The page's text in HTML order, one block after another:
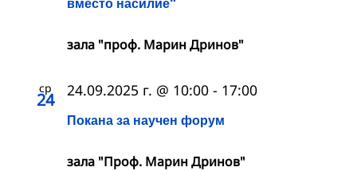
зала "проф. Марин Дринов"
ср
24
Покана за научен форум
24.09.2025 г. @ 10:00 - 17:00
зала "Проф. Марин Дринов"